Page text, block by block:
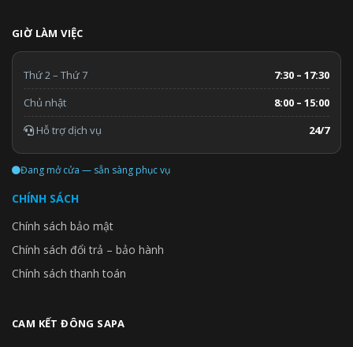
GIỜ LÀM VIỆC
Thứ 2 – Thứ 7
7:30 – 17:30
Chủ nhật
8:00 – 15:00
Hỗ trợ dịch vụ
24/7
Đang mở cửa — sẵn sàng phục vụ
CHÍNH SÁCH
Chính sách bảo mật
Chính sách đổi trả – bảo hành
Chính sách thanh toán
CAM KẾT ĐÔNG SAPA